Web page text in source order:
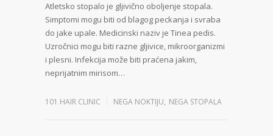
Atletsko stopalo je gljivično oboljenje stopala.
Simptomi mogu biti od blagog peckanja i svraba
do jake upale. Medicinski naziv je Tinea pedis.
Uzročnici mogu biti razne gljivice, mikroorganizmi
i plesni. Infekcija može biti praćena jakim,
neprijatnim mirisom…
101 HAIR CLINIC NEGA NOKTIJU, NEGA STOPALA